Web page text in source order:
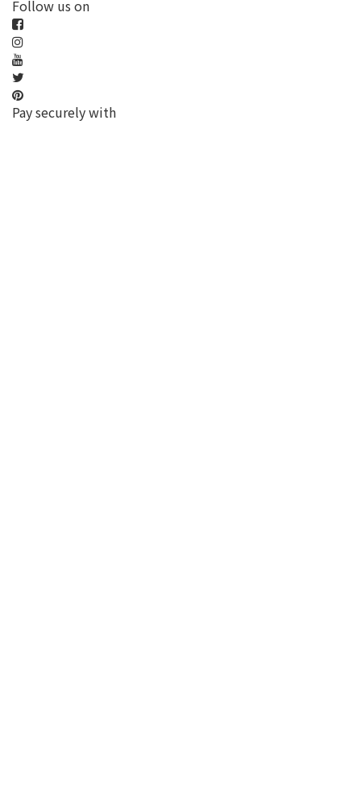
Follow us on
Pay securely with